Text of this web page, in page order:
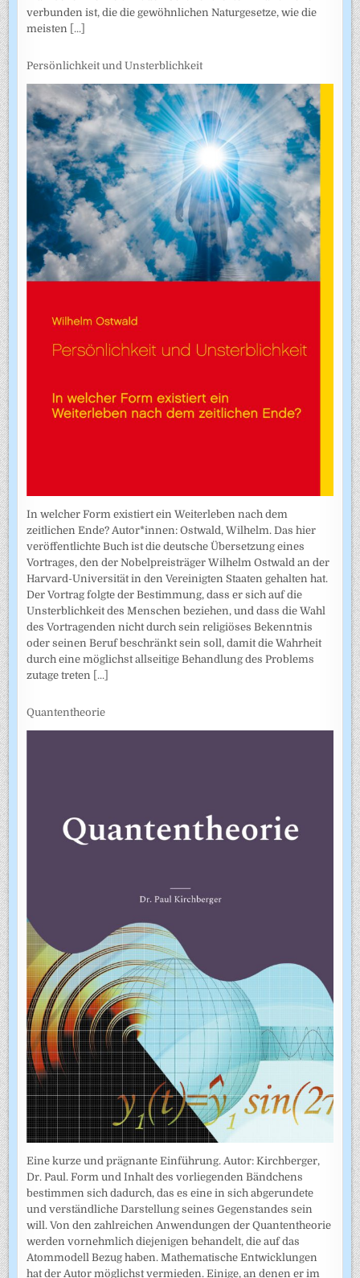
verbunden ist, die die gewöhnlichen Naturgesetze, wie die
meisten [...]
Persönlichkeit und Unsterblichkeit
In welcher Form existiert ein Weiterleben nach dem
zeitlichen Ende? Autor*innen: Ostwald, Wilhelm. Das hier
veröffentlichte Buch ist die deutsche Übersetzung eines
Vortrages, den der Nobelpreisträger Wilhelm Ostwald an der
Harvard-Universität in den Vereinigten Staaten gehalten hat.
Der Vortrag folgte der Bestimmung, dass er sich auf die
Unsterblichkeit des Menschen beziehen, und dass die Wahl
des Vortragenden nicht durch sein religiöses Bekenntnis
oder seinen Beruf beschränkt sein soll, damit die Wahrheit
durch eine möglichst allseitige Behandlung des Problems
zutage treten [...]
Quantentheorie
Eine kurze und prägnante Einführung. Autor: Kirchberger,
Dr. Paul. Form und Inhalt des vorliegenden Bändchens
bestimmen sich dadurch, das es eine in sich abgerundete
und verständliche Darstellung seines Gegenstandes sein
will. Von den zahlreichen Anwendungen der Quantentheorie
werden vornehmlich diejenigen behandelt, die auf das
Atommodell Bezug haben. Mathematische Entwicklungen
hat der Autor möglichst vermieden. Einige, an denen er im